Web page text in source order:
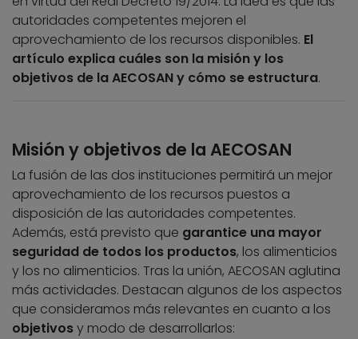
autoridades competentes mejoren el
aprovechamiento de los recursos disponibles. El
artículo explica cuáles son la misión y los
objetivos de la AECOSAN y cómo se estructura.
Misión y objetivos de la AECOSAN
La fusión de las dos instituciones permitirá un mejor
aprovechamiento de los recursos puestos a
disposición de las autoridades competentes.
Además, está previsto que garantice una mayor
seguridad de todos los productos, los alimenticios
y los no alimenticios. Tras la unión, AECOSAN aglutina
más actividades. Destacan algunos de los aspectos
que consideramos más relevantes en cuanto a los
objetivosy modo de desarrollarlos: